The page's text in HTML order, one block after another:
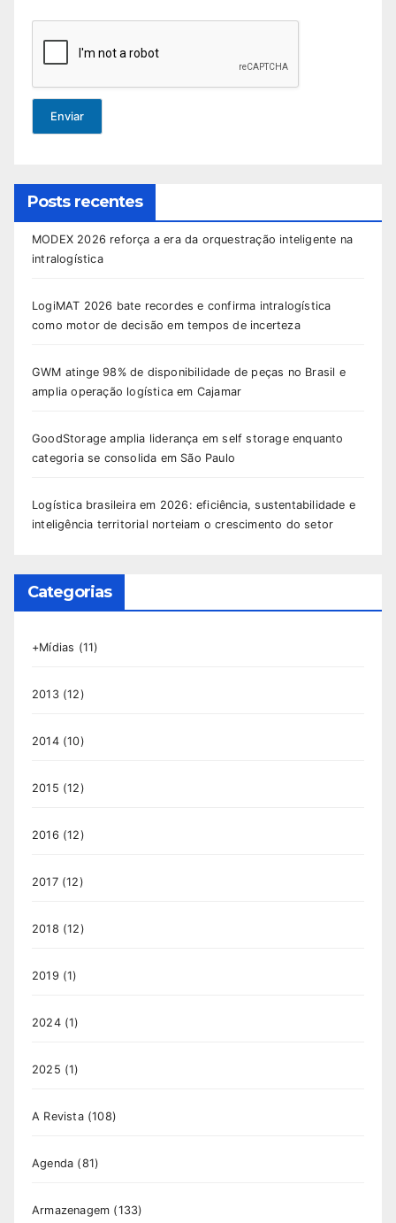
Enviar
Posts recentes
MODEX 2026 reforça a era da orquestração inteligente na
intralogística
LogiMAT 2026 bate recordes e confirma intralogística
como motor de decisão em tempos de incerteza
GWM atinge 98% de disponibilidade de peças no Brasil e
amplia operação logística em Cajamar
GoodStorage amplia liderança em self storage enquanto
categoria se consolida em São Paulo
Logística brasileira em 2026: eficiência, sustentabilidade e
inteligência territorial norteiam o crescimento do setor
Categorias
+Mídias (11)
2013(12)
2014(10)
2015 (12)
2016 (12)
2017(12)
2018 (12)
2019 (1)
2024(1)
2025 (1)
A Revista(108)
Agenda (81)
Armazenagem (133)